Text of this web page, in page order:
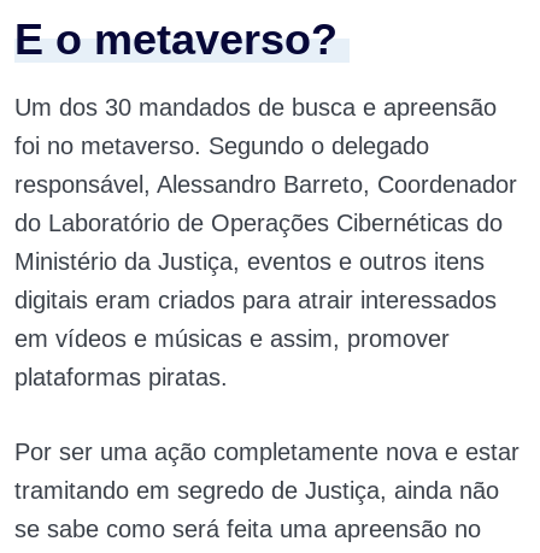
E o metaverso?
Um dos 30 mandados de busca e apreensão
foi no metaverso. Segundo o delegado
responsável, Alessandro Barreto, Coordenador
do Laboratório de Operações Cibernéticas do
Ministério da Justiça, eventos e outros itens
digitais eram criados para atrair interessados
em vídeos e músicas e assim, promover
plataformas piratas.
Por ser uma ação completamente nova e estar
tramitando em segredo de Justiça, ainda não
se sabe como será feita uma apreensão no